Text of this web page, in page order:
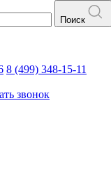
Поиск
8 (499) 348-15-11
звонок